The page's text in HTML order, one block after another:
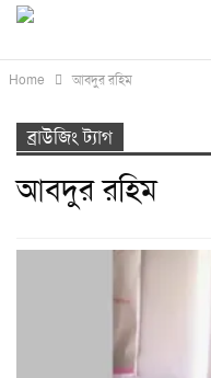
Home আবদুর রহিম
ব্রাউজিং ট্যাগ
আবদুর রহিম